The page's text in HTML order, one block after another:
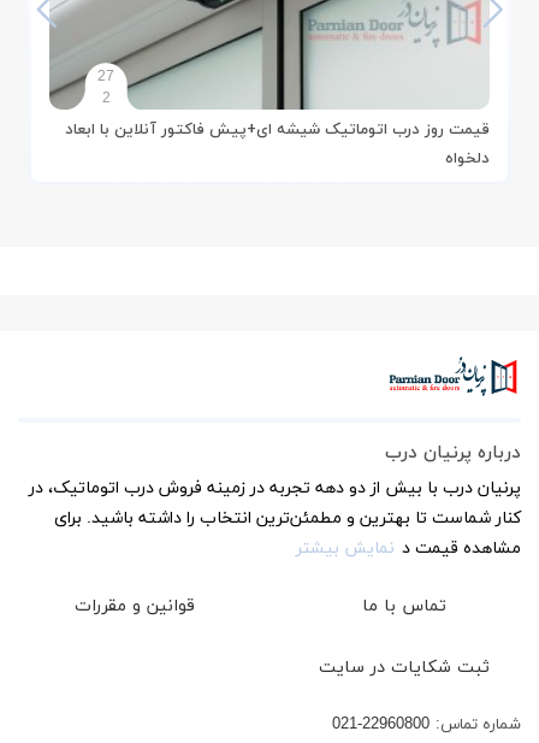
27
2
قیمت روز درب اتوماتیک شیشه ای+پیش فاکتور آنلاین با ابعاد
دلخواه
درباره پرنیان درب
پرنیان درب با بیش از دو دهه تجربه در زمینه فروش درب اتوماتیک، در
کنار شماست تا بهترین و مطمئن‌ترین انتخاب را داشته باشید. برای
مشاهده قیمت د نمایش بیشتر
تماس با ما قوانین و مقررات
ثبت شکایات در سایت
شماره تماس: 021-22960800